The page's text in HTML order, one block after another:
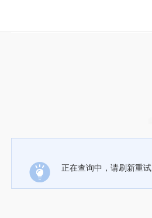
正在查询中，请刷新重试